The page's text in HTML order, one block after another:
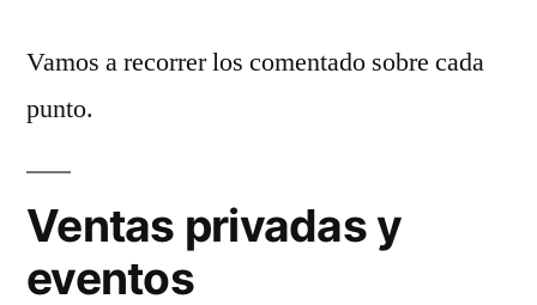
Vamos a recorrer los comentado sobre cada
punto.
Ventas privadas y
eventos